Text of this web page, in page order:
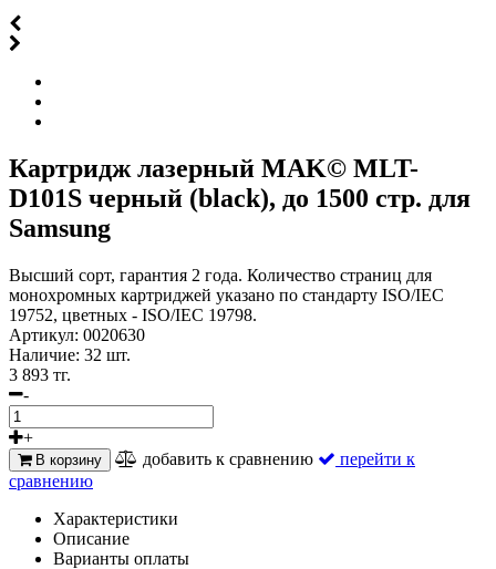
Картридж лазерный MAK© MLT-
D101S черный (black), до 1500 стр. для
Samsung
Высший сорт, гарантия 2 года. Количество страниц для
монохромных картриджей указано по стандарту ISO/IEC
19752, цветных - ISO/IEC 19798.
Артикул: 0020630
Наличие: 32 шт.
3 893 тг.
-
+
В корзину добавить к сравнению
перейти к
сравнению
Характеристики
Описание
Варианты оплаты